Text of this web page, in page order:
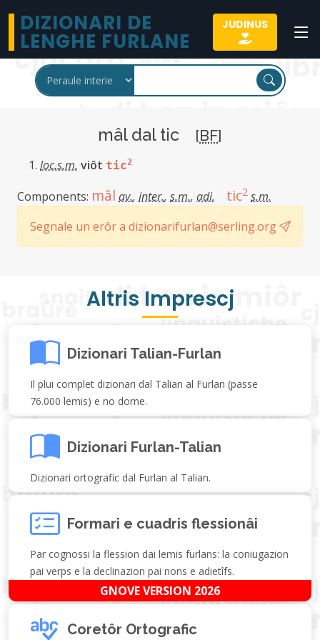
DIZIONARI DE
LENGHE FURLANE
JUDINUS
mâl dal tic [BF]
loc.s.m. viôt tic2
Components: mâl av., inter., s.m., adi. tic2 s.m.
Segnale un erôr a dizionarifurlan@serling.org
Altris Imprescj
Dizionari Talian-Furlan
Il plui complet dizionari dal Talian al Furlan (passe
76.000 lemis) e no dome.
Dizionari Furlan-Talian
Dizionari ortografic dal Furlan al Talian.
Formari e cuadris flessionâi
Par cognossi la flession dai lemis furlans: la coniugazion
pai verps e la declinazion pai nons e adietîfs.
GNOVE VERSION 2026
Coretôr Ortografic